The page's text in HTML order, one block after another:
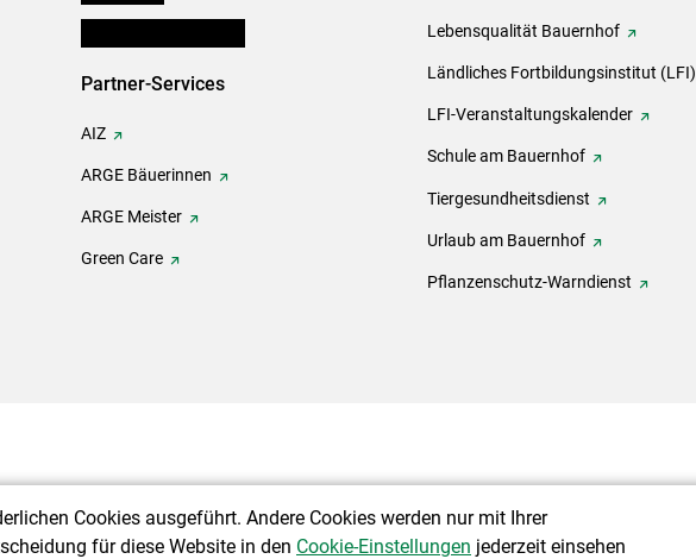
Partner-Services
AIZ
ARGE Bäuerinnen
ARGE Meister
Green Care
Lebensqualität Bauernhof
Ländliches Fortbildungsinstitut (LFI)
LFI-Veranstaltungskalender
Schule am Bauernhof
Tiergesundheitsdienst
Urlaub am Bauernhof
Pflanzenschutz-Warndienst
Cookies ausgeführt. Andere Cookies werden nur mit Ihrer
für diese Website in den Cookie-Einstellungen jederzeit einsehen